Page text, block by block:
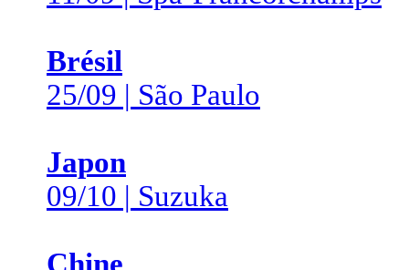
Brésil
25/09 | São Paulo
Japon
09/10 | Suzuka